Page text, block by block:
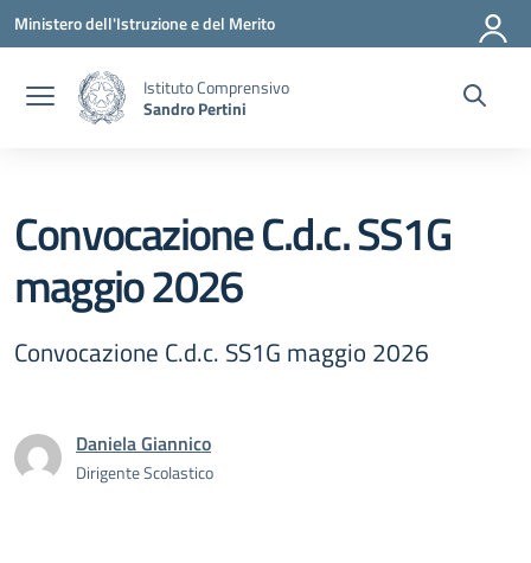
Vai ai contenuti
Vai al menu di navigazione
Vai al footer
Ministero dell'Istruzione e del Merito
Istituto Comprensivo
Sandro Pertini
Convocazione C.d.c. SS1G
maggio 2026
Convocazione C.d.c. SS1G maggio 2026
Daniela Giannico
Dirigente Scolastico